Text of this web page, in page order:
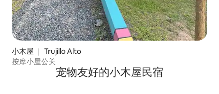
小木屋 ｜ Trujillo Alto
按摩小屋公关
宠物友好的小木屋民宿